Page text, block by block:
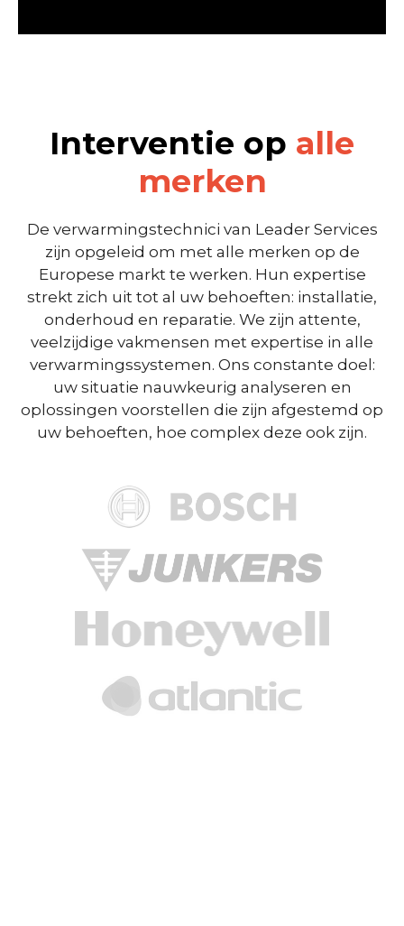
Interventie op alle
merken
De verwarmingstechnici van Leader Services
zijn opgeleid om met alle merken op de
Europese markt te werken. Hun expertise
strekt zich uit tot al uw behoeften: installatie,
onderhoud en reparatie. We zijn attente,
veelzijdige vakmensen met expertise in alle
verwarmingssystemen. Ons constante doel:
uw situatie nauwkeurig analyseren en
oplossingen voorstellen die zijn afgestemd op
uw behoeften, hoe complex deze ook zijn.